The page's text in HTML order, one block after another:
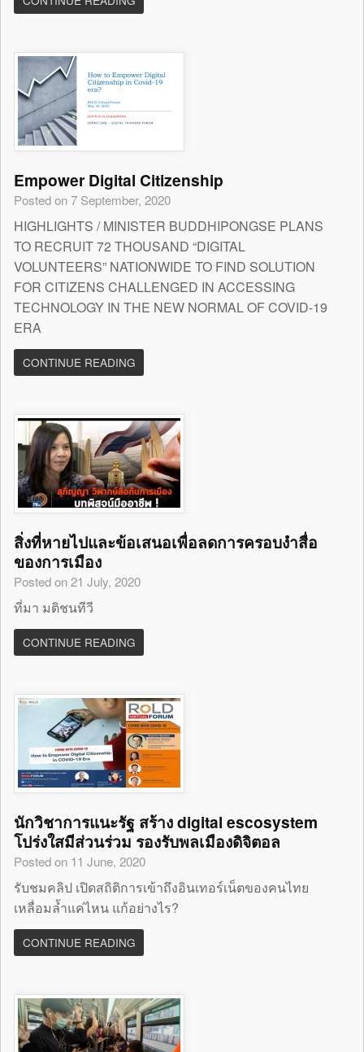
Empower Digital Citizenship
Posted on 7 September, 2020
HIGHLIGHTS / MINISTER BUDDHIPONGSE PLANS
TO RECRUIT 72 THOUSAND “DIGITAL
VOLUNTEERS” NATIONWIDE TO FIND SOLUTION
FOR CITIZENS CHALLENGED IN ACCESSING
TECHNOLOGY IN THE NEW NORMAL OF COVID-19
ERA
CONTINUE READING
สิ่งที่หายไปและข้อเสนอเพื่อลดการครอบงำสื่อ
ของการเมือง
Posted on 21 July, 2020
ที่มา มติชนทีวี
CONTINUE READING
นักวิชาการแนะรัฐ สร้าง digital escosystem
โปร่งใสมีส่วนร่วม รองรับพลเมืองดิจิตอล
Posted on 11 June, 2020
รับชมคลิป เปิดสถิติการเข้าถึงอินเทอร์เน็ตของคนไทย
เหลื่อมล้ำแค่ไหน แก้อย่างไร?
CONTINUE READING